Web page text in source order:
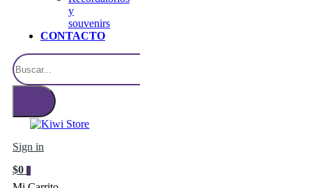
y
souvenirs
CONTACTO
Sign in
$0 0